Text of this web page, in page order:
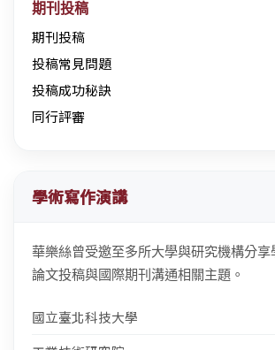
期刊投稿
期刊投稿
投稿常見問題
投稿成功秘訣
同行評審
學術寫作演講
華樂絲曾受邀至多所大學與研究機構分享
論文投稿與國際期刊溝通相關主題。
國立臺北科技大學